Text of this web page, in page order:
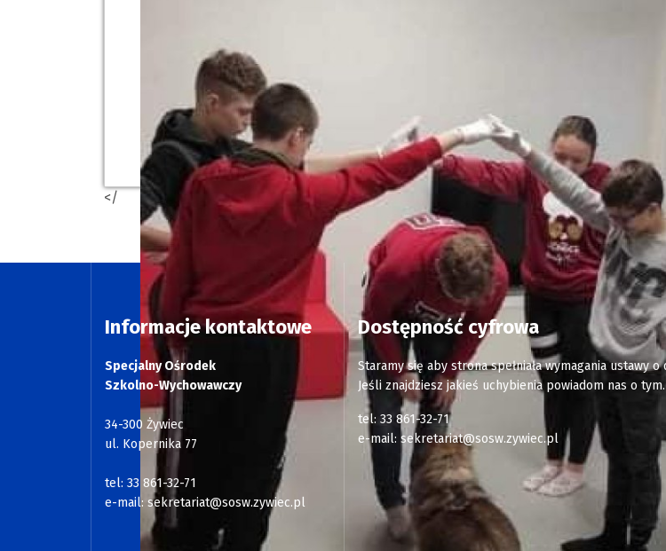
</
Informacje kontaktowe
Specjalny Ośrodek
Szkolno-Wychowawczy
34-300 Żywiec
ul. Kopernika 77
tel: 33 861-32-71
e-mail: sekretariat@sosw.zywiec.pl
Dostępność cyfrowa
Staramy się aby strona spełniała wymagania
Jeśli znajdziesz jakieś uchybienia powiadom nas o tym.
tel: 33 861-32-71
e-mail: sekretariat@sosw.zywiec.pl